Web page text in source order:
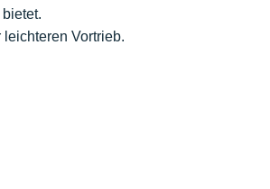
Vortrieb.